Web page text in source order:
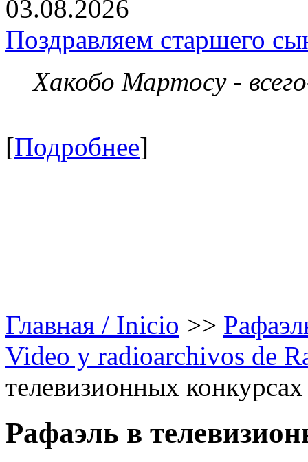
03.08.2026
Поздравляем старшего
Хакобо Мартосу -
[Подробнее]
Главная / Inicio >>
Video y radioarchivos de
телевизионных
Рафаэль в